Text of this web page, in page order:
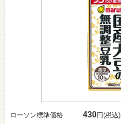
ローソン標準価格 430円(税込)